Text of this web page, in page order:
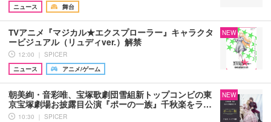
ニュース
舞台
TVアニメ『マジカル★エクスプローラー』キャラクタ
ービジュアル（リュディver.）解禁
12:00 ｜ SPICER
ニュース
アニメ/ゲーム
NEW
朝美絢・音彩唯、宝塚歌劇団雪組新トップコンビの東
京宝塚劇場お披露目公演『ポーの一族』千秋楽をラ…
10:30 ｜ SPICER
NEW